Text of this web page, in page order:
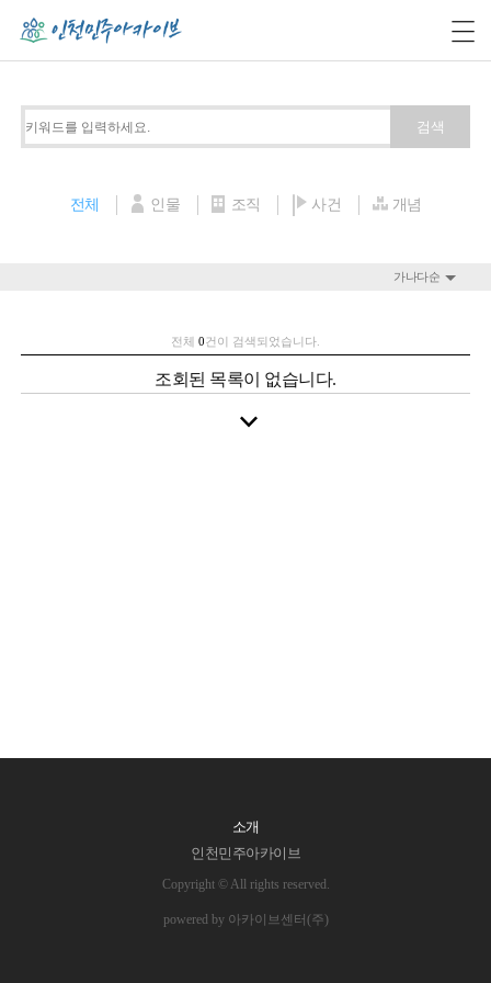
검색
전체 인물 조직 사건 개념
가나다순
전체 0건이 검색되었습니다.
조회된 목록이 없습니다.
소개
인천민주아카이브
Copyright © All rights reserved.
powered by 아카이브센터(주)